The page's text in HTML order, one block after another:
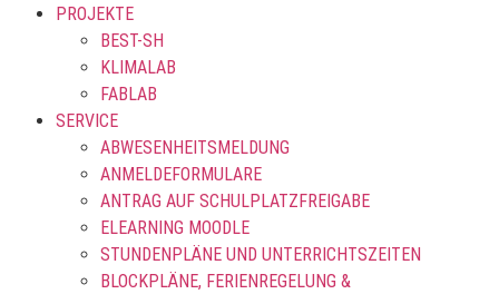
PROJEKTE
BEST-SH
KLIMALAB
FABLAB
SERVICE
ABWESENHEITSMELDUNG
ANMELDEFORMULARE
ANTRAG AUF SCHULPLATZFREIGABE
ELEARNING MOODLE
STUNDENPLÄNE UND UNTERRICHTSZEITEN
BLOCKPLÄNE, FERIENREGELUNG &